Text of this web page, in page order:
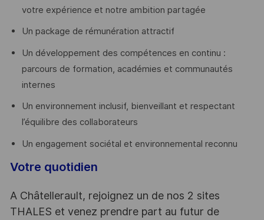
votre expérience et notre ambition partagée
Un package de rémunération attractif
Un développement des compétences en continu :
parcours de formation, académies et communautés
internes
Un environnement inclusif, bienveillant et respectant
l’équilibre des collaborateurs
Un engagement sociétal et environnemental reconnu
Votre quotidien
A Châtellerault, rejoignez un de nos 2 sites
THALES et venez prendre part au futur de